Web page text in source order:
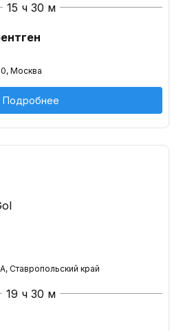
15 ч 30 м
Москва
Подробнее
Ставропольский край
19 ч 30 м